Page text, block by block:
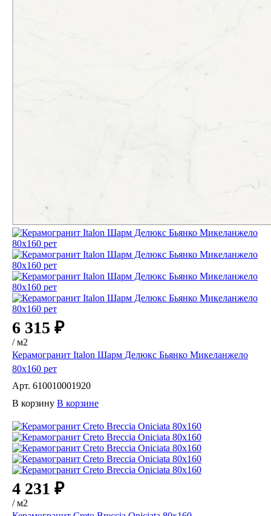
6 315 ₽
/ м2
Керамогранит Italon Шарм Делюкс Бьянко Микеланжело
80х160 рет
Арт. 610010001920
В корзину В корзине
4 231 ₽
/ м2